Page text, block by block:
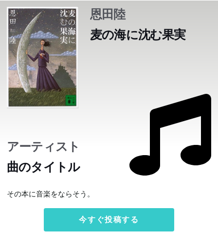
恩田陸
麦の海に沈む果実
アーティスト
曲のタイトル
その本に音楽をならそう。
今すぐ投稿する